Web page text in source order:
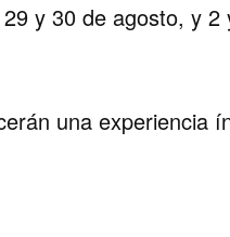
y 30 de agosto, y
una experiencia